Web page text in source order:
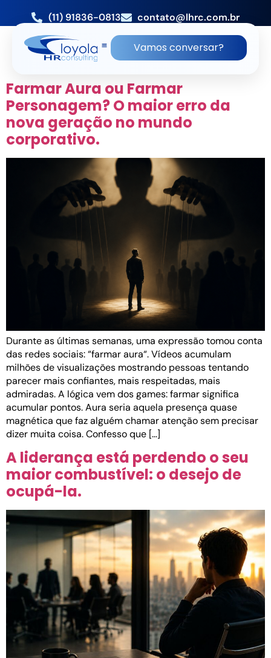
(11) 91836-0813 contato@lhrc.com.br
Vamos conversar?
TAG:EMPRESA DE RH
ESTRATEGICO
Farmar Aura ou Farmar
Personagem? O maior erro da
nova geração no mundo
corporativo.
Durante as últimas semanas, uma expressão tomou conta
das redes sociais: “farmar aura“. Vídeos acumulam
milhões de visualizações mostrando pessoas tentando
parecer mais confiantes, mais respeitadas, mais
admiradas. A lógica vem dos games: farmar significa
acumular pontos. Aura seria aquela presença quase
magnética que faz alguém chamar atenção sem precisar
dizer muita coisa. Confesso que […]
A liderança está perdendo o seu
maior combustível: o desejo de
ocupá-la.